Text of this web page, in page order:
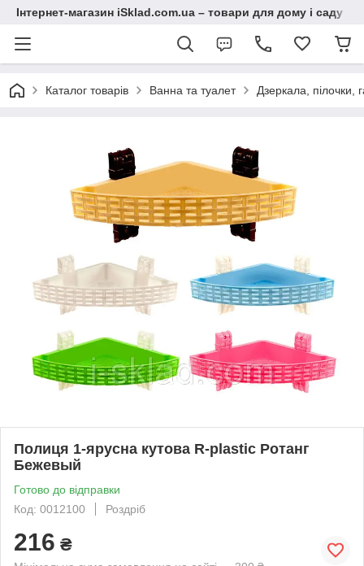
Інтернет-магазин iSklad.com.ua – товари для дому і саду
Каталог товарів Ванна та туалет Дзеркала, пілочки,
Полиця 1-ярусна кутова R-plastic Ротанг
Бежевый
Готово до відправки
Код: 0012100
Роздріб
216 ₴